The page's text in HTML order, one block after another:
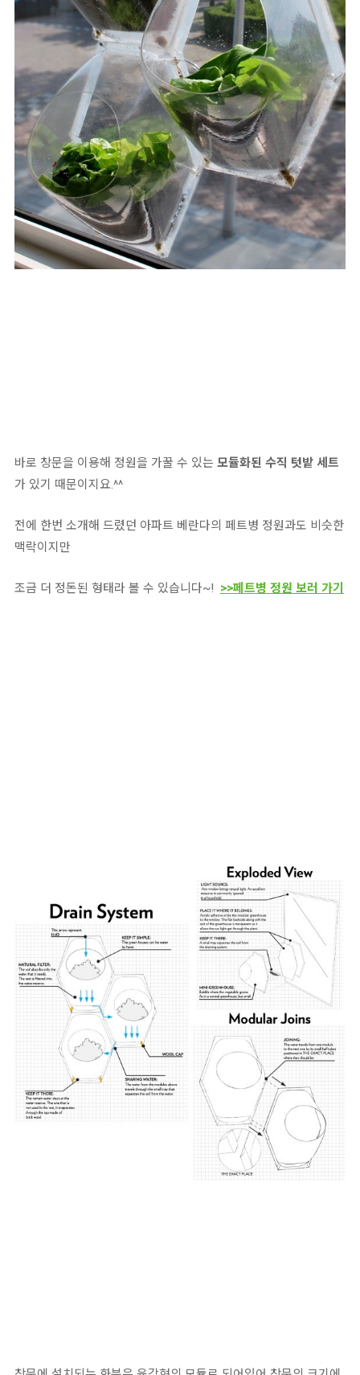
바로 창문을 이용해 정원을 가꿀 수 있는 모듈화된 수직 텃밭 세트
가 있기 때문이지요.^^
전에 한번 소개해 드렸던 아파트 베란다의 페트병 정원과도 비슷한
맥락이지만
조금 더 정돈된 형태라 볼 수 있습니다~! >>페트병 정원 보러 가기